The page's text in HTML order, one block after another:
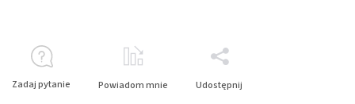
Zadaj pytanie Powiadom mnie Udostępnij